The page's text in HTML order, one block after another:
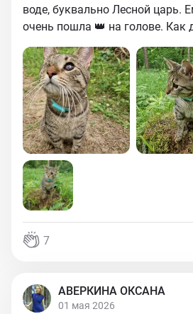
воде, буквально Лесной царь.
очень пошла 👑 на голове. Как
7
АВЕРКИНА ОКСАНА
01 мая 2026